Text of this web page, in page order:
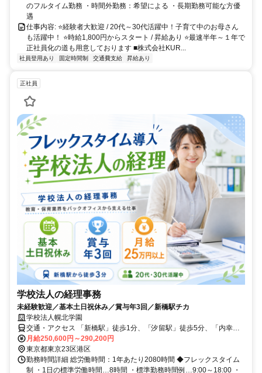
のフルタイム勤務 ・時間外勤務：希望による ・長期勤務可能な方優
遇
仕事内容: ⭐経験者大歓迎 / 20代～30代活躍中！子育て中のお母さん
も活躍中！ ⭐時給1,800円からスタート / 昇給あり ⭐最速半年～１年で
正社員化の道も用意しております ■株式会社KUR...
社員登用あり 固定時間制 交通費支給 昇給あり
正社員
学校法人の経理事務
未経験歓迎／基本土日祝休み／賞与年3回／新橋駅チカ
学校法人幌北学園
交通・アクセス 「新橋駅」徒歩1分、「汐留駅」徒歩5分、「内幸町
駅」徒歩6分
月給250,600円～290,200円
東京都東京23区港区
勤務時間詳細 総労働時間：1年あたり2080時間 ◆フレックスタイム
制 ・1日の標準労働時間…8時間 ・標準勤務時間例…9:00～18:00 ・